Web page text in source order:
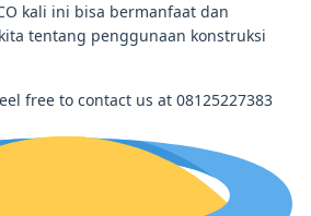
kali ini bisa bermanfaat dan
tentang penggunaan konstruksi
free to contact us at 08125227383